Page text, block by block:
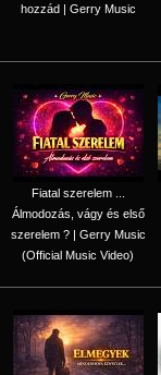
hozzád | Gerry Music
Fiatal szerelem ...
Álmodozás, vágy és első
szerelem ? | Gerry Music
(Official Music Video)